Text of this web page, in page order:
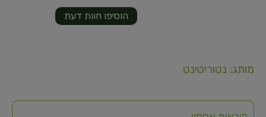
הוסיפו חוות דעת
מותג: נטוריטינט